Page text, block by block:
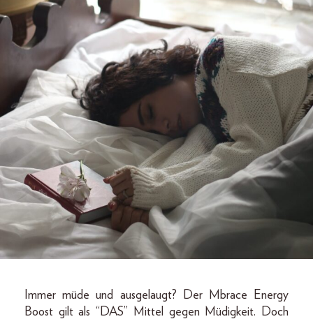
Immer müde und ausgelaugt? Der Mbrace Energy
Boost gilt als “DAS” Mittel gegen Müdigkeit. Doch